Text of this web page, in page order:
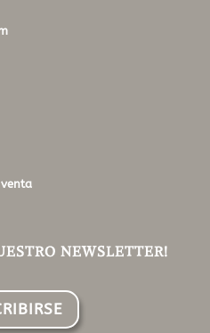
venta
NEWSLETTER!